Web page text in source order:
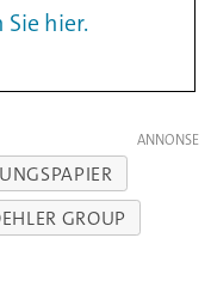
hier.
GROUP